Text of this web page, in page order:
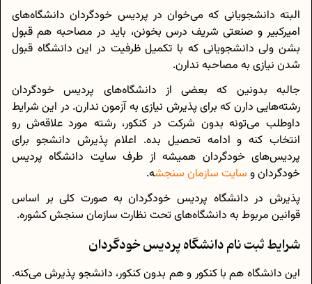
البته دانشجویانی که می‌خوان در پردیس خودگردان دانشگاه‌های
امیرکبیر و صنعتی شریف درس بخونن، باید در مصاحبه هم قبول
بشن ولی دانشجویانی که با تکمیل ظرفیت در این دانشگاه قبول
شدن نیازی به مصاحبه ندارن.
جالبه بدونین که بعضی از دانشگاه‌های پردیس خودگردان
رشته‌هایی دارن که برای پذیرش نیازی به آزمون ندارن. در این شرایط
داوطلب می‌تونه بدون شرکت در کنکور، رشته مورد علاقه‌ش رو
انتخاب کنه و ادامه تحصیل بده. اعلام پذیرش دانشجو برای
پردیس‌های خودگردان همیشه از طرف سایت دانشگاه پردیس
خودگردان و سایت سازمان سنجشه.
پذیرش در دانشگاه پردیس خودگردان به صورت کلی بر اساس
قوانین مربوط به دانشگاه‌های تحت نظارت سازمان سنجش کشوره.
شرایط ثبت نام دانشگاه پردیس خودگردان
این دانشگاه هم با کنکور و هم بدون کنکور، دانشجو پذیرش می‌کنه.